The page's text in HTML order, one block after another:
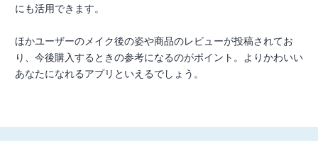
にも活用できます。
ほかユーザーのメイク後の姿や商品のレビューが投稿されてお
り、今後購入するときの参考になるのがポイント。よりかわいい
あなたになれるアプリといえるでしょう。